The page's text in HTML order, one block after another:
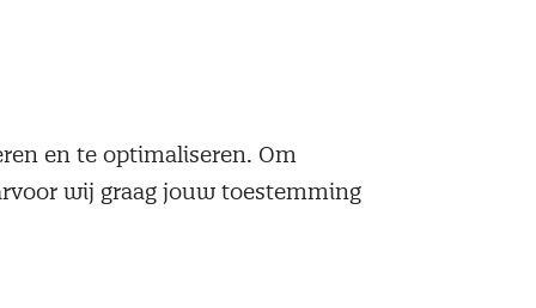
en te optimaliseren. Om
wij graag jouw toestemming